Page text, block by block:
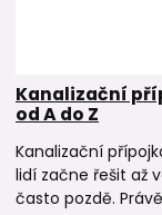
Kanalizační
od A do Z
Kanalizační
lidí začne řešit až
často pozdě.